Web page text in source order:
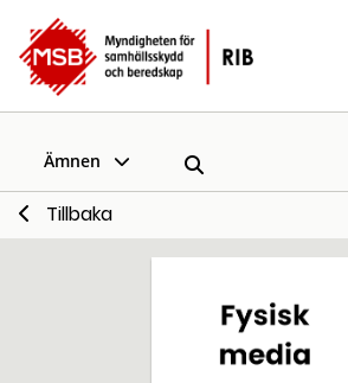
Ämnen
Tillbaka